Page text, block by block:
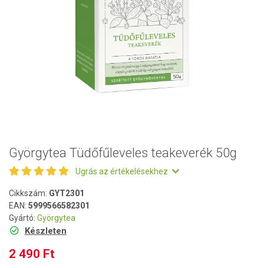
Györgytea Tüdőfűleveles teakeverék 50g
Ugrás az értékelésekhez
Cikkszám: GYT2301
EAN: 5999566582301
Gyártó: Györgytea
Készleten
2 490 Ft